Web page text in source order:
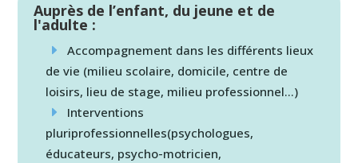
Auprès de l’enfant, du jeune et de
l'adulte :
Accompagnement dans les différents lieux
de vie (milieu scolaire, domicile, centre de
loisirs, lieu de stage, milieu professionnel…)
Interventions
pluriprofessionnelles(psychologues,
éducateurs, psycho-motricien,